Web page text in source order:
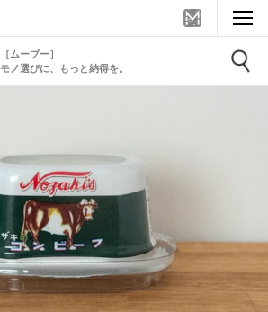
［ムーブー］
モノ選びに、もっと納得を。